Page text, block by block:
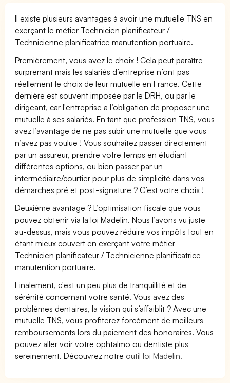
Il existe plusieurs avantages à avoir une mutuelle TNS en
exerçant le métier Technicien planificateur /
Technicienne planificatrice manutention portuaire.
Premièrement, vous avez le choix ! Cela peut paraître
surprenant mais les salariés d’entreprise n’ont pas
réellement le choix de leur mutuelle en France. Cette
dernière est souvent imposée par le DRH, ou par le
dirigeant, car l'entreprise a l’obligation de proposer une
mutuelle à ses salariés. En tant que profession TNS, vous
avez l’avantage de ne pas subir une mutuelle que vous
n’avez pas voulue ! Vous souhaitez passer directement
par un assureur, prendre votre temps en étudiant
différentes options, ou bien passer par un
intermédiaire/courtier pour plus de simplicité dans vos
démarches pré et post-signature ? C’est votre choix !
Deuxième avantage ? L’optimisation fiscale que vous
pouvez obtenir via la loi Madelin. Nous l’avons vu juste
au-dessus, mais vous pouvez réduire vos impôts tout en
étant mieux couvert en exerçant votre métier
Technicien planificateur / Technicienne planificatrice
manutention portuaire.
Finalement, c'est un peu plus de tranquillité et de
sérénité concernant votre santé. Vous avez des
problèmes dentaires, la vision qui s’affaiblit ? Avec une
mutuelle TNS, vous profiterez forcément de meilleurs
remboursements lors du paiement des honoraires. Vous
pouvez aller voir votre ophtalmo ou dentiste plus
sereinement. Découvrez notre outil loi Madelin.